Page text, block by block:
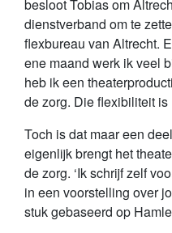
besloot Tobias om
dienstverband om te
flexbureau van Altrecht.
ene maand werk ik veel
heb ik een
de zorg. Die flexibiliteit is
Toch is dat maar een
eigenlijk brengt het
de zorg. ‘Ik schrijf zelf
in een voorstelling over
stuk gebaseerd op